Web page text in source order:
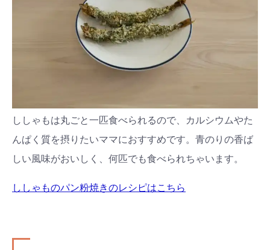
ししゃもは丸ごと一匹食べられるので、カルシウムやた
んぱく質を摂りたいママにおすすめです。青のりの香ば
しい風味がおいしく、何匹でも食べられちゃいます。
ししゃものパン粉焼きのレシピはこちら